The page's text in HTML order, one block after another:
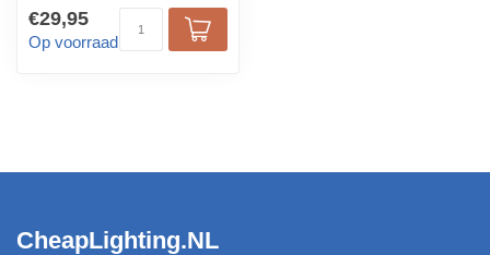
onderwijs
€29,95
Op voorraad
CheapLighting.NL